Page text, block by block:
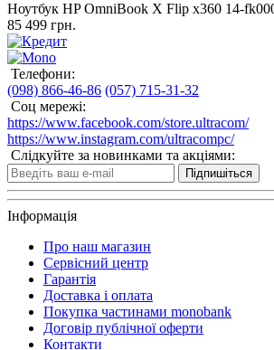
Ноутбук HP OmniBook X Flip x360 14-
85 499 грн.
Телефони:
(098) 866-46-86 (057) 715-31-32
Соц мережі:
https://www.facebook.com/store.ultracom/
https://www.instagram.com/ultracompc/
Слідкуйте за новинками та акціями:
Підпишіться
Інформація
Про наш магазин
Сервісний центр
Гарантія
Доставка і оплата
Покупка частинами monobank
Договір публічної оферти
Контакти